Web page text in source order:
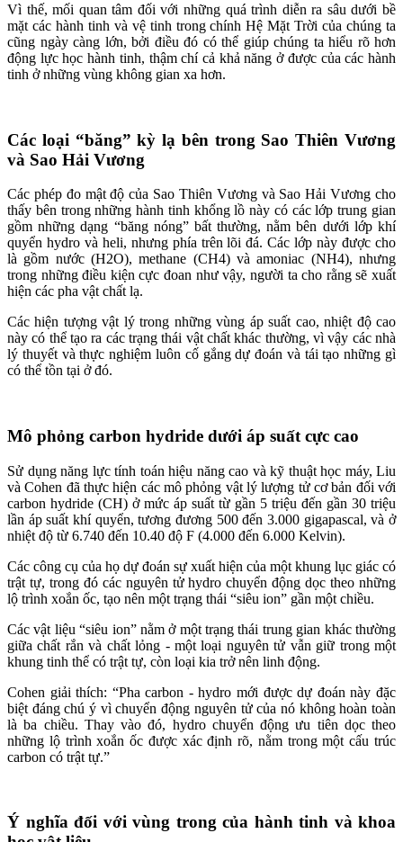
Vì thế, mối quan tâm đối với những quá trình diễn ra sâu dưới bề
mặt các hành tinh và vệ tinh trong chính Hệ Mặt Trời của chúng ta
cũng ngày càng lớn, bởi điều đó có thể giúp chúng ta hiểu rõ hơn
động lực học hành tinh, thậm chí cả khả năng ở được của các hành
tinh ở những vùng không gian xa hơn.
Các loại “băng” kỳ lạ bên trong Sao Thiên Vương
và Sao Hải Vương
Các phép đo mật độ của Sao Thiên Vương và Sao Hải Vương cho
thấy bên trong những hành tinh khổng lồ này có các lớp trung gian
gồm những dạng “băng nóng” bất thường, nằm bên dưới lớp khí
quyển hydro và heli, nhưng phía trên lõi đá. Các lớp này được cho
là gồm nước (H2O), methane (CH4) và amoniac (NH4), nhưng
trong những điều kiện cực đoan như vậy, người ta cho rằng sẽ xuất
hiện các pha vật chất lạ.
Các hiện tượng vật lý trong những vùng áp suất cao, nhiệt độ cao
này có thể tạo ra các trạng thái vật chất khác thường, vì vậy các nhà
lý thuyết và thực nghiệm luôn cố gắng dự đoán và tái tạo những gì
có thể tồn tại ở đó.
Mô phỏng carbon hydride dưới áp suất cực cao
Sử dụng năng lực tính toán hiệu năng cao và kỹ thuật học máy, Liu
và Cohen đã thực hiện các mô phỏng vật lý lượng tử cơ bản đối với
carbon hydride (CH) ở mức áp suất từ gần 5 triệu đến gần 30 triệu
lần áp suất khí quyển, tương đương 500 đến 3.000 gigapascal, và ở
nhiệt độ từ 6.740 đến 10.40 độ F (4.000 đến 6.000 Kelvin).
Các công cụ của họ dự đoán sự xuất hiện của một khung lục giác có
trật tự, trong đó các nguyên tử hydro chuyển động dọc theo những
lộ trình xoắn ốc, tạo nên một trạng thái “siêu ion” gần một chiều.
Các vật liệu “siêu ion” nằm ở một trạng thái trung gian khác thường
giữa chất rắn và chất lỏng - một loại nguyên tử vẫn giữ trong một
khung tinh thể có trật tự, còn loại kia trở nên linh động.
Cohen giải thích: “Pha carbon - hydro mới được dự đoán này đặc
biệt đáng chú ý vì chuyển động nguyên tử của nó không hoàn toàn
là ba chiều. Thay vào đó, hydro chuyển động ưu tiên dọc theo
những lộ trình xoắn ốc được xác định rõ, nằm trong một cấu trúc
carbon có trật tự.”
Ý nghĩa đối với vùng trong của hành tinh và khoa